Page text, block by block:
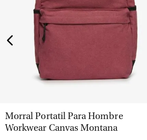
VISTA RÁPIDA
Morral Portatil Para Hombre
Workwear Canvas Montana